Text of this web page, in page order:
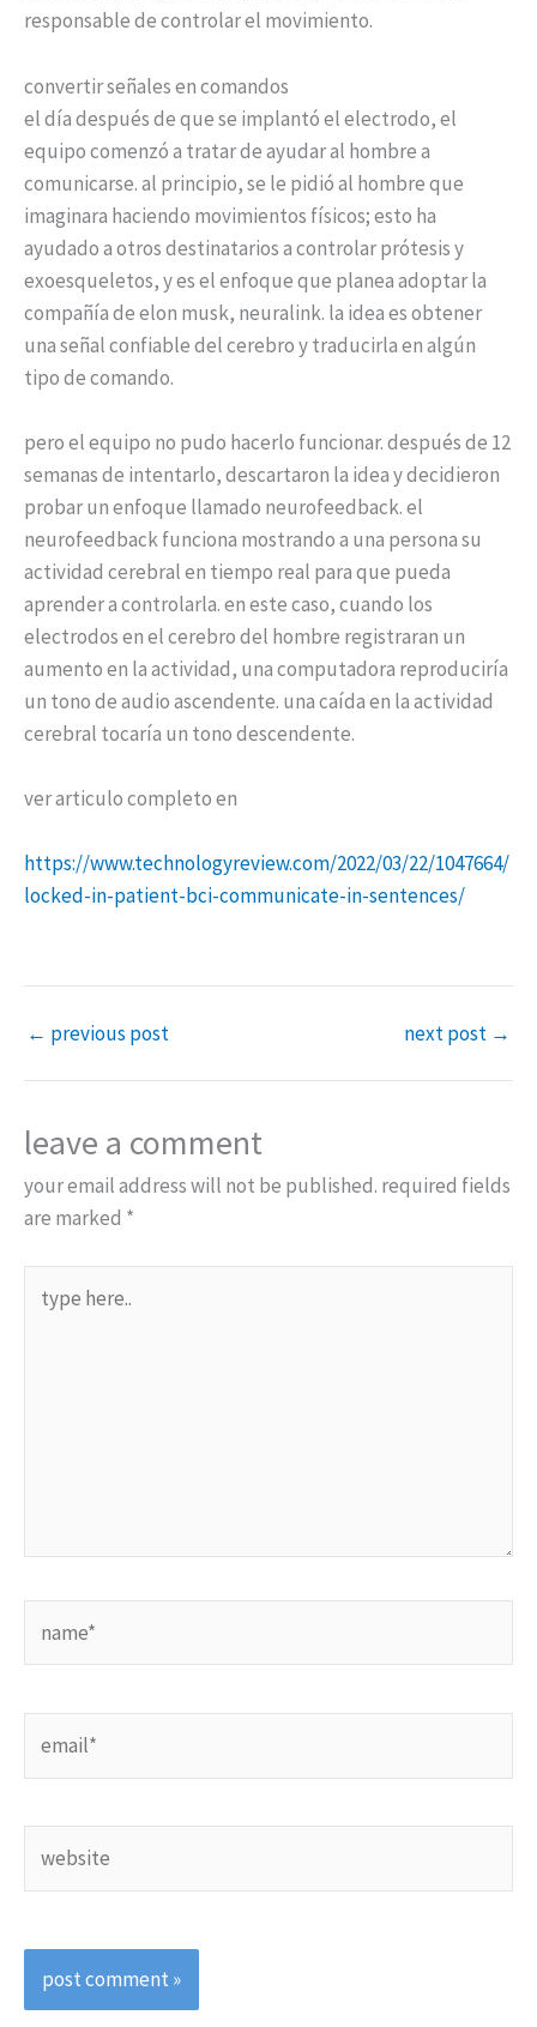
responsable de controlar el movimiento.
convertir señales en comandos
el día después de que se implantó el electrodo, el
equipo comenzó a tratar de ayudar al hombre a
comunicarse. al principio, se le pidió al hombre que
imaginara haciendo movimientos físicos; esto ha
ayudado a otros destinatarios a controlar prótesis y
exoesqueletos, y es el enfoque que planea adoptar la
compañía de elon musk, neuralink. la idea es obtener
una señal confiable del cerebro y traducirla en algún
tipo de comando.
pero el equipo no pudo hacerlo funcionar. después de 12
semanas de intentarlo, descartaron la idea y decidieron
probar un enfoque llamado neurofeedback. el
neurofeedback funciona mostrando a una persona su
actividad cerebral en tiempo real para que pueda
aprender a controlarla. en este caso, cuando los
electrodos en el cerebro del hombre registraran un
aumento en la actividad, una computadora reproduciría
un tono de audio ascendente. una caída en la actividad
cerebral tocaría un tono descendente.
ver articulo completo en
https://www.technologyreview.com/2022/03/22/1047664/
locked-in-patient-bci-communicate-in-sentences/
← previous post next post →
leave a comment
your email address will not be published. required fields
are marked *
here..